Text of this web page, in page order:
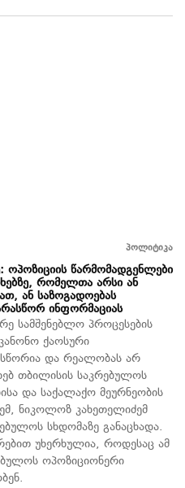
პოლიტიკა
წარმომადგენლები
რომელთა არსი ან
ან საზოგადოებას
ინფორმაციას
სამშენებლო პროცესების
ქაოსური
და რეალობას არ
თბილისის საკრებულოს
და საქალაქო მეურნეობის
ნიკოლოზ კახეთელიძემ
სხდომაზე განაცხადა.
უხერხულია, როდესაც ამ
ოპოზიციონერი